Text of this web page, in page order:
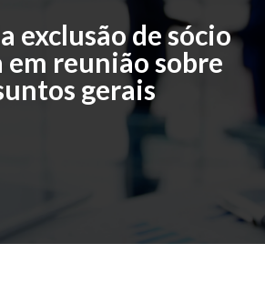
exclusão de sócio
em reunião sobre
gerais